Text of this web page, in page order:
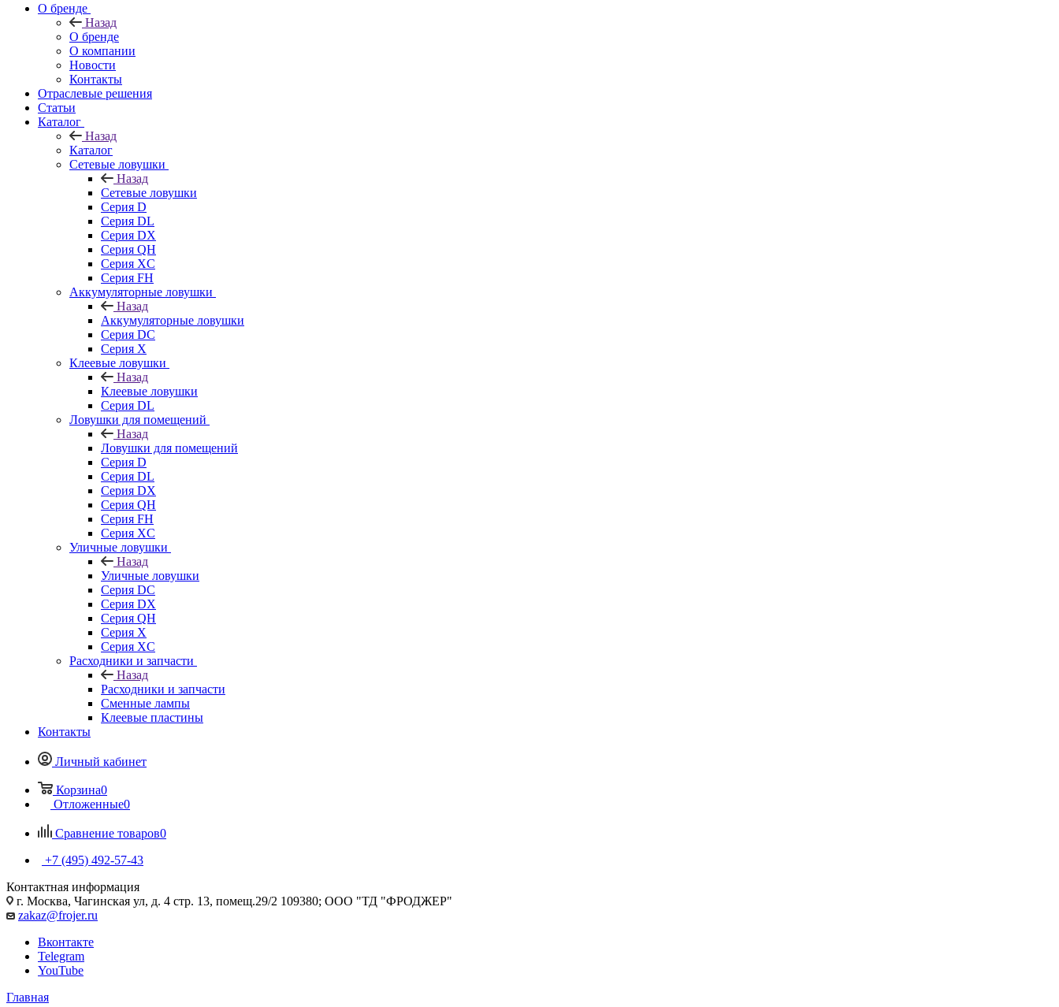
О бренде
Назад
О бренде
О компании
Новости
Контакты
Отраслевые решения
Статьи
Каталог
Назад
Каталог
Сетевые ловушки
Назад
Сетевые ловушки
Серия D
Серия DL
Серия DX
Серия QH
Серия XC
Серия FH
Аккумуляторные ловушки
Назад
Аккумуляторные ловушки
Серия DC
Серия X
Клеевые ловушки
Назад
Клеевые ловушки
Серия DL
Ловушки для помещений
Назад
Ловушки для помещений
Серия D
Серия DL
Серия DX
Серия QH
Серия FH
Серия XC
Уличные ловушки
Назад
Уличные ловушки
Серия DC
Серия DX
Серия QH
Серия X
Серия XC
Расходники и запчасти
Назад
Расходники и запчасти
Сменные лампы
Клеевые пластины
Контакты
Личный кабинет
Корзина0
Отложенные0
Сравнение товаров0
+7 (495) 492-57-43
Контактная информация
г. Москва, Чагинская ул, д. 4 стр. 13, помещ.29/2 109380; ООО "ТД "ФРОДЖЕР"
zakaz@frojer.ru
Вконтакте
Telegram
YouTube
Главная